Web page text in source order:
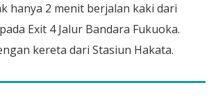
hanya 2 menit berjalan kaki dari
Exit 4 Jalur Bandara Fukuoka.
kereta dari Stasiun Hakata.